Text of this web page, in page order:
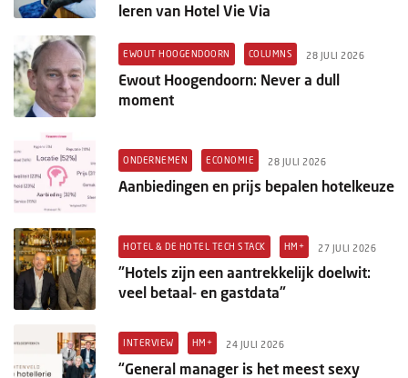
leren van Hotel Vie Via
EWOUT HOOGENDOORN COLUMNS 28 JULI 2026
Ewout Hoogendoorn: Never a dull
moment
ONDERNEMEN ECONOMIE 28 JULI 2026
Aanbiedingen en prijs bepalen hotelkeuze
HOTEL & DE HOTEL TECH STACK HM+ 27 JULI 2026
"Hotels zijn een aantrekkelijk doelwit:
veel betaal- en gastdata"
INTERVIEW HM+ 24 JULI 2026
“General manager is het meest sexy